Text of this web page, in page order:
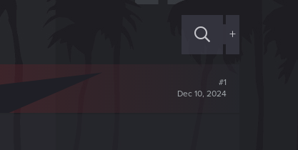
+
#1
Dec 10, 2024